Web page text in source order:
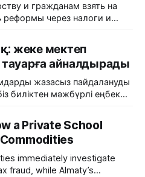
и гражданам взять на
реформы через налоги и
на бюджетных
жеке мектеп
тауарға айналдырады
жазасыз пайдалануды
биліктен мәжбүрлі еңбек
a Private School
immediately investigate
fraud, while Almaty’s